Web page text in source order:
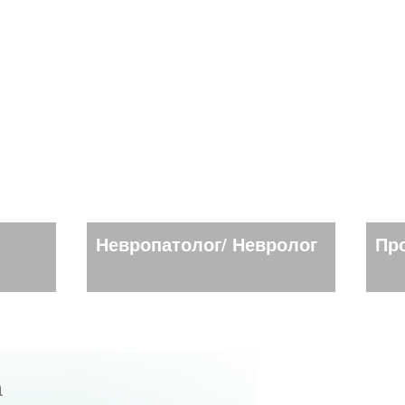
Невропатолог/ Невролог